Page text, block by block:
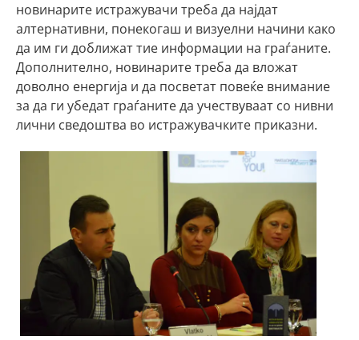
новинарите истражувачи треба да најдат
алтернативни, понекогаш и визуелни начини како
да им ги доближат тие информации на граѓаните.
Дополнително, новинарите треба да вложат
доволно енергија и да посветат повеќе внимание
за да ги убедат граѓаните да учествуваат со нивни
лични сведоштва во истражувачките приказни.